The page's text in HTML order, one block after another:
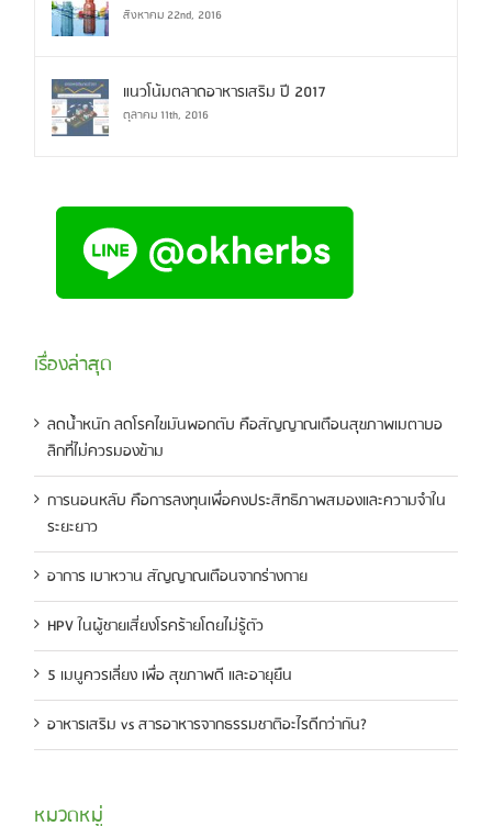
สิงหาคม 22nd, 2016
แนวโน้มตลาดอาหารเสริม ปี 2017
ตุลาคม 11th, 2016
เรื่องล่าสุด
ลดน้ำหนัก ลดโรคไขมันพอกตับ คือสัญญาณเตือนสุขภาพเมตาบอ
ลิกที่ไม่ควรมองข้าม
การนอนหลับ คือการลงทุนเพื่อคงประสิทธิภาพสมองและความจำใน
ระยะยาว
อาการ เบาหวาน สัญญาณเตือนจากร่างกาย
HPV ในผู้ชายเสี่ยงโรคร้ายโดยไม่รู้ตัว
5 เมนูควรเลี่ยง เพื่อ สุขภาพดี และอายุยืน
อาหารเสริม vs สารอาหารจากธรรมชาติอะไรดีกว่ากัน?
หมวดหมู่